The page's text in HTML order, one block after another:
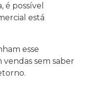
é possível
está
esse
sem saber